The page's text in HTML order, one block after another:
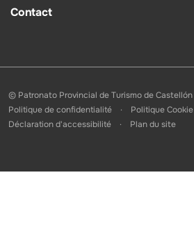
Contact
© Patronato Provincial de Turismo de Castellón
Politique de confidentialité
Politique Cookie
Déclaration d'accessibilité
Plan du site